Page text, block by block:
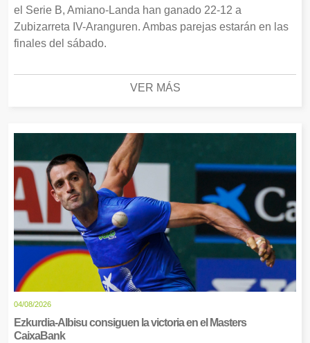
el Serie B, Amiano-Landa han ganado 22-12 a
Zubizarreta IV-Aranguren. Ambas parejas estarán en las
finales del sábado.
VER MÁS
04/08/2026
Ezkurdia-Albisu consiguen la victoria en el Masters
CaixaBank